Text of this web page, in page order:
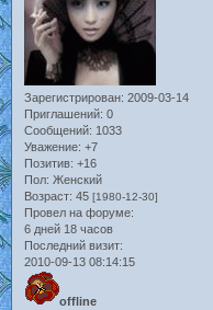
Зарегистрирован: 2009-03-14
Приглашений: 0
Сообщений: 1033
Уважение: +7
Позитив: +16
Пол: Женский
Возраст: 45 [1980-12-30]
Провел на форуме:
6 дней 18 часов
Последний визит:
2010-09-13 08:14:15
offline